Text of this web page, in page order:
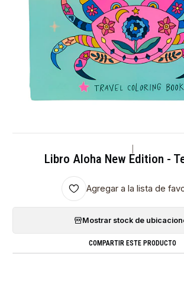
Libro Aloha New Edition -
Agregar a la lista de
Mostrar stock de
COMPARTIR ESTE PRODUCTO